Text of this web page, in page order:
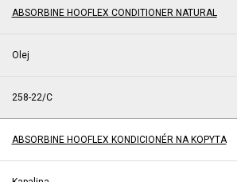
ABSORBINE HOOFLEX CONDITIONER NATURAL
Olej
258-22/C
ABSORBINE HOOFLEX KONDICIONÉR NA KOPYTA